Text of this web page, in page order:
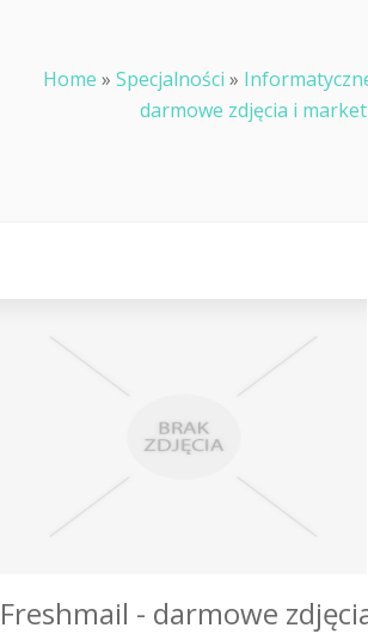
Home » Specjalności »
darmowe zdjęcia i
Freshmail - darmowe